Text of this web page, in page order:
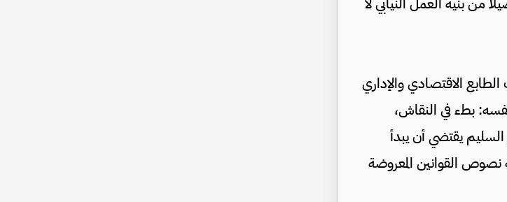
الاقتصادي والإداري
بطء في النقاش،
السليم يقتضي أن يبدأ
القوانين المعروضة